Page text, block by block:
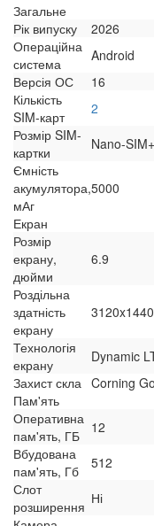
Загальне
Рік випуску
2026
Операційна
система
Android
Версія ОС
16
Кількість
SIM-карт
2
Розмір SIM-
картки
Nano-
Ємність
акумулятора,
мАг
5000
Екран
Розмір
екрану,
дюйми
6.9
Роздільна
здатність
екрану
3120x1440
Технологія
екрану
Dynamic
Захист скла Corning
Пам'ять
Оперативна
пам'ять, ГБ
12
Вбудована
пам'ять, Гб
512
Слот
розширення Ні